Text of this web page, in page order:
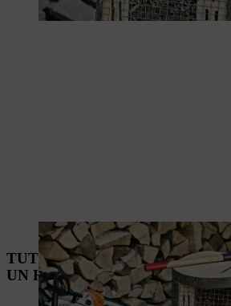
TUTORIEL VIDÉO :
UN HÔTEL À INSECTES